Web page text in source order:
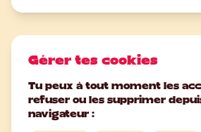
Gérer tes cookies
Tu peux à tout moment les
refuser ou les supprimer
navigateur :